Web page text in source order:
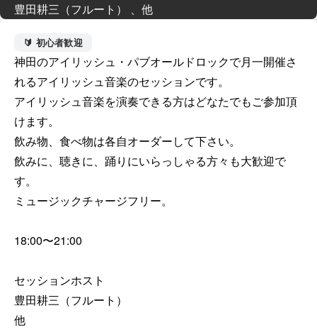
豊田耕三（フルート） 、他
🔰 初心者歓迎
神田のアイリッシュ・パブオールドロックで月一開催さ
れるアイリッシュ音楽のセッションです。
アイリッシュ音楽を演奏できる方はどなたでもご参加頂
けます。
飲み物、食べ物は各自オーダーして下さい。
飲みに、聴きに、踊りにいらっしゃる方々も大歓迎で
す。
ミュージックチャージフリー。
18:00〜21:00
セッションホスト
豊田耕三（フルート）
他